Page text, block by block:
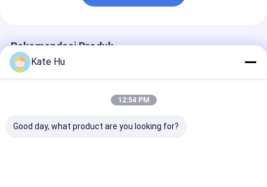
Rekomendasi Produk
Kate Hu
12:54 PM
Good day, what product are you looking for?